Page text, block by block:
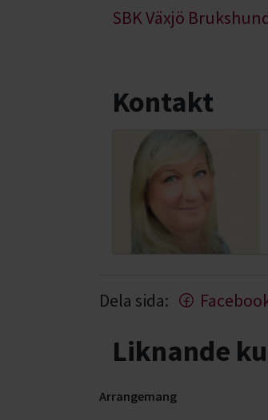
SBK Växjö
Kontakt
Dela sida:
Liknande
Arrangemang